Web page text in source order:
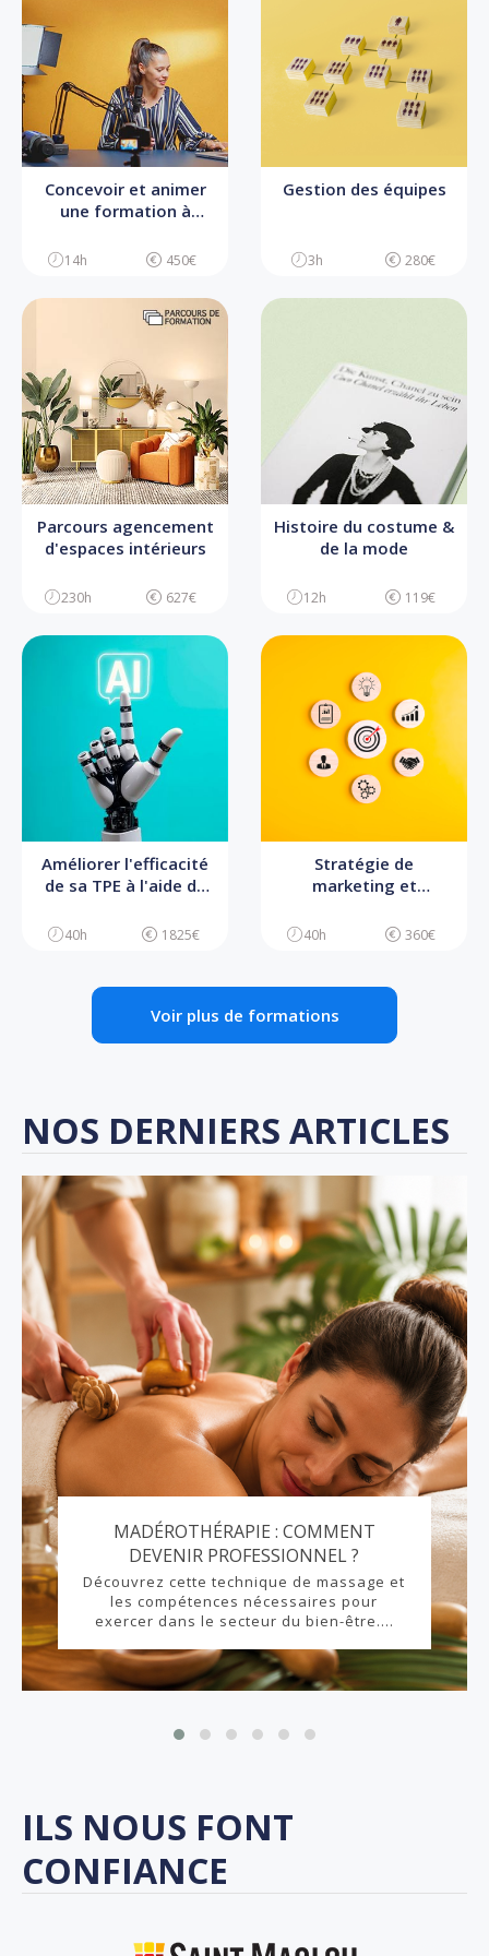
Concevoir et animer
une formation à
14h 450€
Gestion des équipes
3h 280€
Parcours agencement
d'espaces intérieurs
230h 627€
Histoire du costume &
de la mode
12h 119€
Améliorer l'efficacité
de sa TPE à l'aide de
40h 1825€
Stratégie de
marketing et
40h 360€
Voir plus de formations
NOS DERNIERS ARTICLES
MADÉROTHÉRAPIE : COMMENT
DEVENIR PROFESSIONNEL ?
Découvrez cette technique de massage et
les compétences nécessaires pour
exercer dans le secteur du bien-être....
ILS NOUS FONT
CONFIANCE